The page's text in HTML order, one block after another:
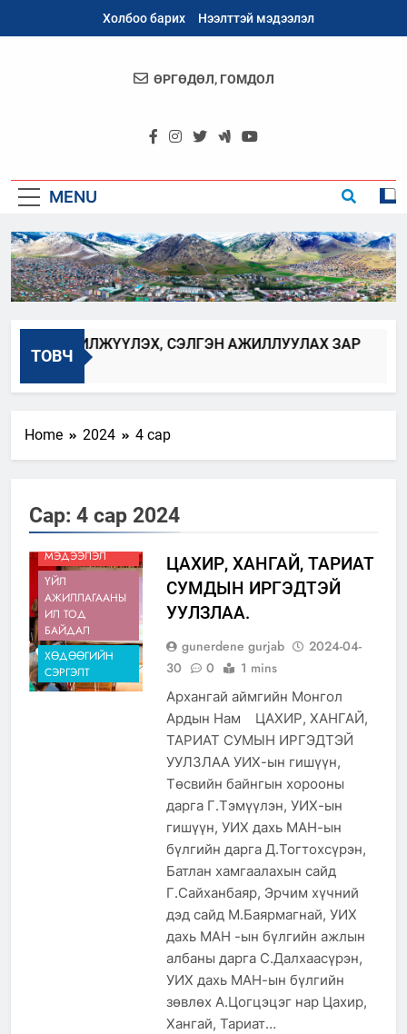
Холбоо барих Нээлттэй мэдээлэл
Архангай
ӨРГӨДӨЛ, ГОМДОЛ
MENU
ТОВЧ
ШИЛЖҮҮЛЭХ, СЭЛГЭН АЖИЛЛУУЛАХ ЗАР
Home 2024 4 сар
Сар: 4 сар 2024
БАЙГУУЛАЛТ
МЭДЭЭЛЭЛ
ҮЙЛ
АЖИЛЛАГААНЫ
ИЛ ТОД
БАЙДАЛ
ХӨДӨӨГИЙН
СЭРГЭЛТ
ЦАХИР, ХАНГАЙ, ТАРИАТ
СУМДЫН ИРГЭДТЭЙ
УУЛЗЛАА.
gunerdene gurjab
2024-04-
30
0 1 mins
Архангай аймгийн Монгол
Ардын Нам ЦАХИР, ХАНГАЙ,
ТАРИАТ СУМЫН ИРГЭДТЭЙ
УУЛЗЛАА УИХ-ын гишүүн,
Төсвийн байнгын хорооны
дарга Г.Тэмүүлэн, УИХ-ын
гишүүн, УИХ дахь МАН-ын
бүлгийн дарга Д.Тогтохсүрэн,
Батлан хамгаалахын сайд
Г.Сайханбаяр, Эрчим хүчний
дэд сайд М.Баярмагнай, УИХ
дахь МАН -ын бүлгийн ажлын
албаны дарга С.Далхаасүрэн,
УИХ дахь МАН-ын бүлгийн
зөвлөх А.Цогцэцэг нар Цахир,
Хангай, Тариат…